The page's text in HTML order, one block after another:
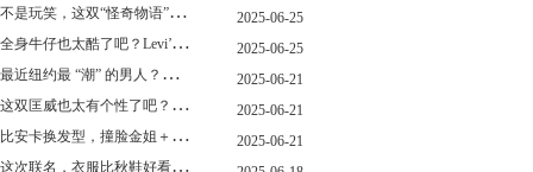
不
是玩笑，这双“怪奇物语” x Nike Dunk 本该6年前就发售！ 2025-06-25
全
身牛仔也太酷了吧？Levi’s x Nike 联名三件套来了！ 2025-06-25
最
近纽约最 “潮” 的男人？布拉德·皮特这波时髦变身有点猛 2025-06-21
这
双匡威也太有个性了吧？TOYA HORIUCHI联名登场！ 2025-06-21
比
安卡换发型，撞脸金姐＋朱莉？ 2025-06-21
这
次联名，衣服比秋鞋好看？Nike x Patta 最新系列登场